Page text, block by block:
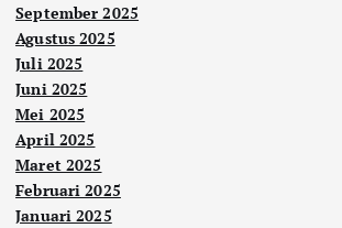
September 2025
Agustus 2025
Juli 2025
Juni 2025
Mei 2025
April 2025
Maret 2025
Februari 2025
Januari 2025